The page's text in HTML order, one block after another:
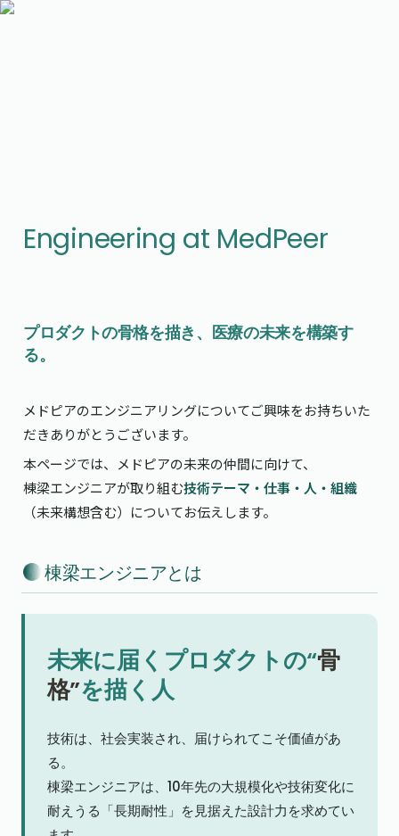
Engineering at MedPeer
プロダクトの骨格を描き、医療の未来を構築す
る。
メドピアのエンジニアリングについてご興味をお持ちいた
だきありがとうございます。
本ページでは、メドピアの未来の仲間に向けて、
棟梁エンジニアが取り組む技術テーマ・仕事・人・組織
（未来構想含む）についてお伝えします。
棟梁エンジニアとは
未来に届くプロダクトの“骨
格”を描く人
技術は、社会実装され、届けられてこそ価値があ
る。
棟梁エンジニアは、10年先の大規模化や技術変化に
耐えうる「長期耐性」を見据えた設計力を求めてい